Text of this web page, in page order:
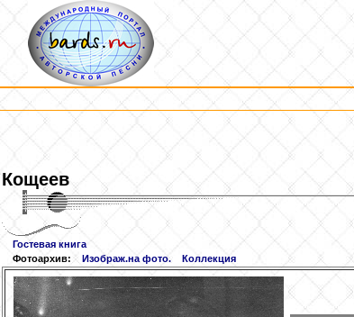
Кощеев
Гостевая книга
Фотоархив:
Изображ.на фото.
Коллекция